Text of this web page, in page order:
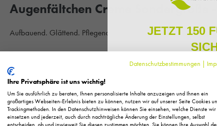
Augenfältchen Creme Sondergröße -
Aufbauend. Glättend. Pflegend.
Die reichhaltige Creme pflegt die empfindliche Augenpartie
bewahrt die hauteigene Feuchtigkeit und gleicht Trockenheits-
nachweislich geglättet und erhält neue Elastizität.
Verträglichkeit und Wirkung durch moderne analytische
Mineralölderivate. Vegetarisch.
Datenschutzbestimmungen |
Ihre Privatsphäre ist uns wichtig!
Um Sie ausführlich zu beraten, Ihnen personalisierte Inhalte anzuzeigen und Ihnen ein
großartiges Webseiten-Erlebnis bieten zu können, nutzen wir auf unserer Seite Cookies
Trackingmethoden. In den Datenschutzhinweisen können Sie einsehen, welche Dienste wir
einsetzen und jederzeit, auch durch nachträgliche Änderung der Einstellungen, selbst
JETZT 150
Melden Sie sich zu
regelmäßig exklusive
Pflege, neue Produkte
Als kleines Dankeschön für
Ihnen150 Fuchstaler*, die
Einkauf